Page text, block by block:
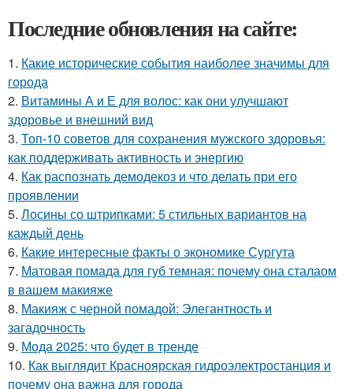
Последние обновления на сайте:
1. Какие исторические события наиболее значимы для
города
2. Витамины А и Е для волос: как они улучшают
здоровье и внешний вид
3. Топ-10 советов для сохранения мужского здоровья:
как поддерживать активность и энергию
4. Как распознать демодекоз и что делать при его
проявлении
5. Лосины со штрипками: 5 стильных вариантов на
каждый день
6. Какие интересные факты о экономике Сургута
7. Матовая помада для губ темная: почему она сталаом
в вашем макияже
8. Макияж с черной помадой: Элегантность и
загадочность
9. Мода 2025: что будет в тренде
10. Как выглядит Красноярская гидроэлектростанция и
почему она важна для города